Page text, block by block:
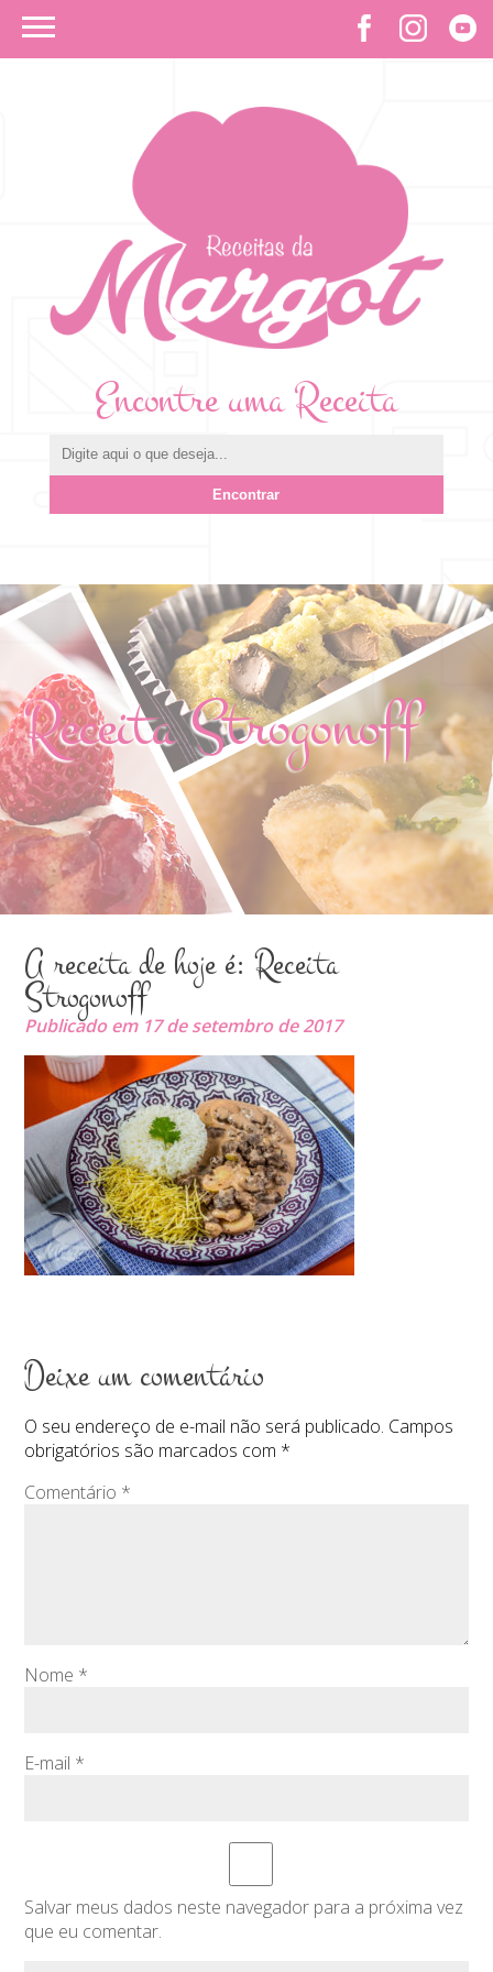
Encontre uma Receita
Receita Strogonoff
A receita de hoje é: Receita
Strogonoff
Publicado em 17 de setembro de 2017
Deixe um comentário
O seu endereço de e-mail não será publicado. Campos
obrigatórios são marcados com *
Comentário *
Nome *
E-mail *
Salvar meus dados neste navegador para a próxima vez
que eu comentar.